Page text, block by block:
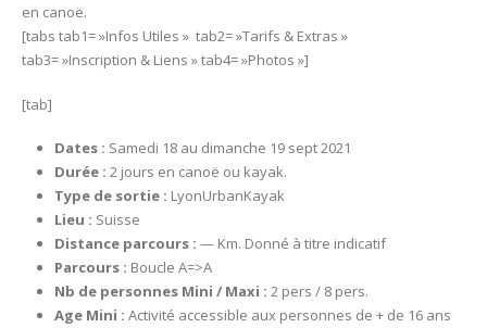
en canoë.
[tabs tab1= »Infos Utiles » tab2= »Tarifs & Extras »
tab3= »Inscription & Liens » tab4= »Photos »]
[tab]
Dates : Samedi 18 au dimanche 19 sept 2021
Durée : 2 jours en canoë ou kayak.
Type de sortie : LyonUrbanKayak
Lieu : Suisse
Distance parcours : — Km. Donné à titre indicatif
Parcours : Boucle A=>A
Nb de personnes Mini / Maxi : 2 pers / 8 pers.
Age Mini : Activité accessible aux personnes de + de 16 ans